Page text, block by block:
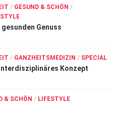
/ GESUND & SCHÖN /
Genuss
/ GANZHEITSMEDIZIN / SPECIAL
Konzept
& SCHÖN / LIFESTYLE